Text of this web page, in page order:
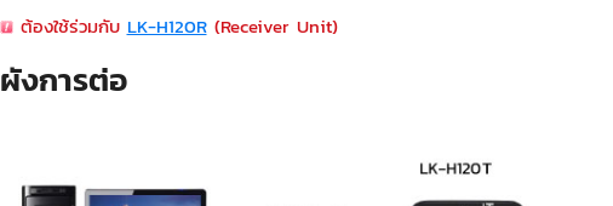
ต้องใช้ร่วมกับ LK-H120R(Receiver Unit)
ผังการต่อ